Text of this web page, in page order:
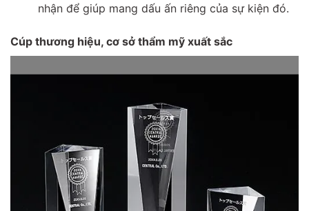
nhận để giúp mang dấu ấn riêng của sự kiện đó.
Cúp thương hiệu, cơ sở thẩm mỹ xuất sắc